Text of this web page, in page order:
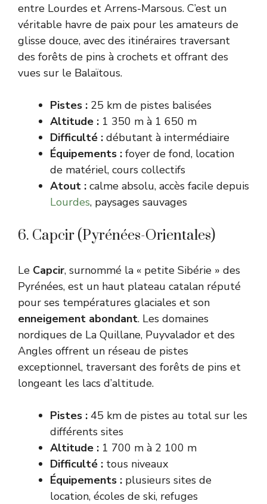
entre Lourdes et Arrens-Marsous. C’est un
véritable havre de paix pour les amateurs de
glisse douce, avec des itinéraires traversant
des forêts de pins à crochets et offrant des
vues sur le Balaïtous.
Pistes : 25 km de pistes balisées
Altitude : 1 350 m à 1 650 m
Difficulté : débutant à intermédiaire
Équipements : foyer de fond, location
de matériel, cours collectifs
Atout : calme absolu, accès facile depuis
Lourdes, paysages sauvages
6. Capcir (Pyrénées-Orientales)
Le Capcir, surnommé la « petite Sibérie » des
Pyrénées, est un haut plateau catalan réputé
pour ses températures glaciales et son
enneigement abondant. Les domaines
nordiques de La Quillane, Puyvalador et des
Angles offrent un réseau de pistes
exceptionnel, traversant des forêts de pins et
longeant les lacs d’altitude.
Pistes : 45 km de pistes au total sur les
différents sites
Altitude : 1 700 m à 2 100 m
Difficulté : tous niveaux
Équipements : plusieurs sites de
location, écoles de ski, refuges